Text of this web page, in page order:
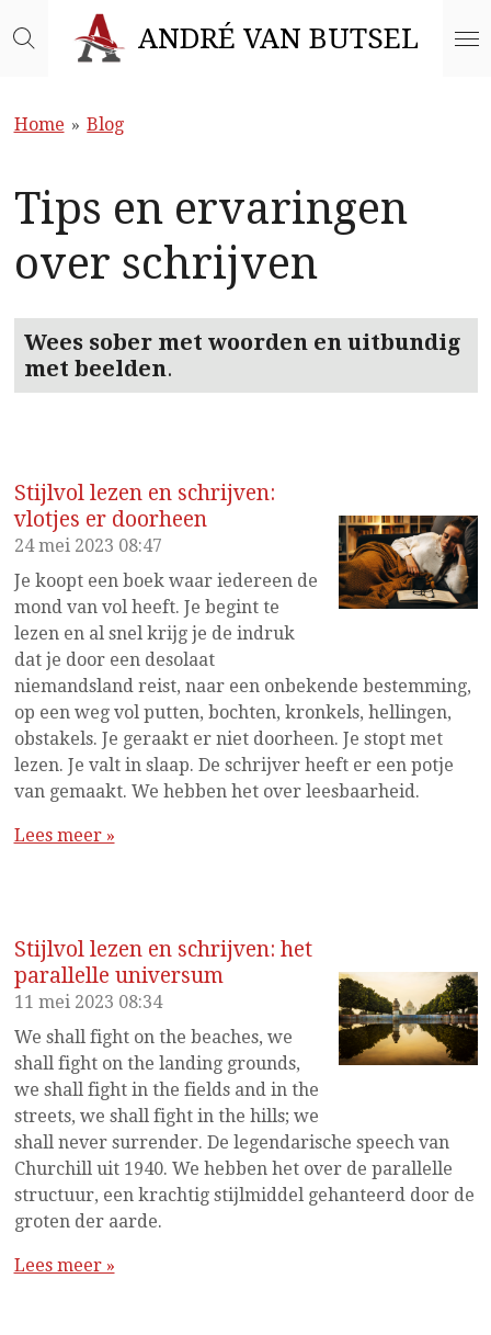
direct
hoofdinhoud
ANDRÉ VAN BUTSEL
Home » Blog
Tips en ervaringen
over schrijven
Wees sober met woorden en uitbundig
met beelden.
Stijlvol lezen en schrijven:
vlotjes er doorheen
24 mei 2023 08:47
Je koopt een boek waar iedereen de
mond van vol heeft. Je begint te
lezen en al snel krijg je de indruk
dat je door een desolaat
niemandsland reist, naar een onbekende bestemming,
op een weg vol putten, bochten, kronkels, hellingen,
obstakels. Je geraakt er niet doorheen. Je stopt met
lezen. Je valt in slaap. De schrijver heeft er een potje
van gemaakt. We hebben het over leesbaarheid.
Lees meer »
Stijlvol lezen en schrijven: het
parallelle universum
11 mei 2023 08:34
We shall fight on the beaches, we
shall fight on the landing grounds,
we shall fight in the fields and in the
streets, we shall fight in the hills; we
shall never surrender. De legendarische speech van
Churchill uit 1940. We hebben het over de parallelle
structuur, een krachtig stijlmiddel gehanteerd door de
groten der aarde.
Lees meer »